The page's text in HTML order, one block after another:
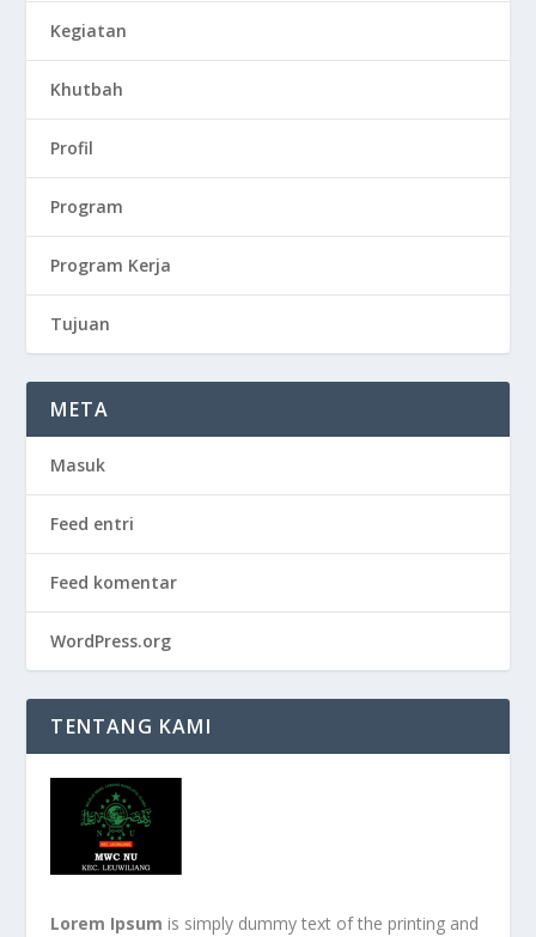
Kegiatan
Khutbah
Profil
Program
Program Kerja
Tujuan
META
Masuk
Feed entri
Feed komentar
WordPress.org
TENTANG KAMI
Lorem Ipsum is simply dummy text of the printing and